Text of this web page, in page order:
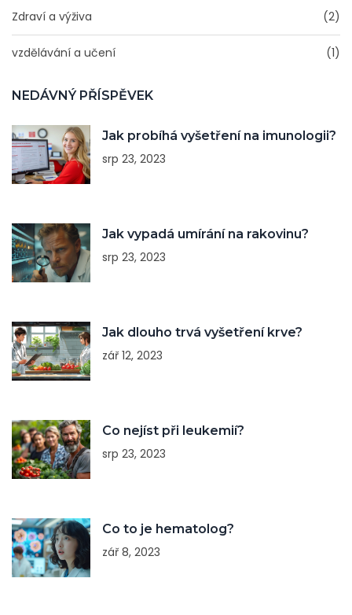
Zdraví a výživa (2)
vzdělávání a učení (1)
NEDÁVNÝ PŘÍSPĚVEK
Jak probíhá vyšetření na imunologii?
srp 23, 2023
Jak vypadá umírání na rakovinu?
srp 23, 2023
Jak dlouho trvá vyšetření krve?
zář 12, 2023
Co nejíst při leukemií?
srp 23, 2023
Co to je hematolog?
zář 8, 2023